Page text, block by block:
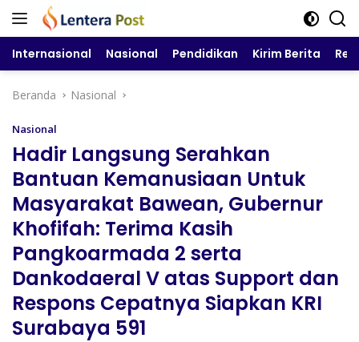
Langsung
Internasional Nasional Pendidikan Kirim Berita
Beranda Nasional
Nasional
Hadir Langsung Serahkan
Bantuan Kemanusiaan Untuk
Masyarakat Bawean, Gubernur
Khofifah: Terima Kasih
Pangkoarmada 2 serta
Dankodaeral V atas Support dan
Respons Cepatnya Siapkan KRI
Surabaya 591